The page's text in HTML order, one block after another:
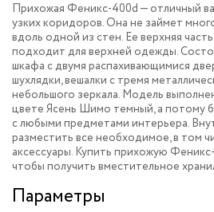
Прихожая Феникс-400d — отличный
узких коридоров. Она не займет
вдоль одной из стен. Ее верхняя
подходит для верхней одежды.
шкафа с двумя распахивающимися
шухлядки, вешалки с тремя
небольшого зеркала. Модель
цвете Ясень Шимо темный, а потому
с любыми предметами интерьера.
разместить все необходимое, в том
аксессуары. Купить прихожую
чтобы получить вместительное
Параметры